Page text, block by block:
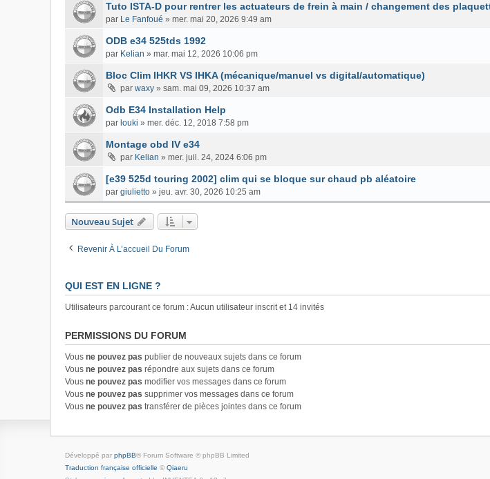
Tuto ISTA-D pour rentrer les actuateurs de frein à main / changement des
par Le Fanfoué » mer. mai 20, 2026 9:49 am
ODB e34 525tds 1992
par Kelian » mar. mai 12, 2026 10:06 pm
Bloc Clim IHKR VS IHKA (mécanique/manuel vs digital/automatique)
par waxy » sam. mai 09, 2026 10:37 am
Odb E34 Installation Help
par louki » mer. déc. 12, 2018 7:58 pm
Montage obd IV e34
par Kelian » mer. juil. 24, 2024 6:06 pm
[e39 525d touring 2002] clim qui se bloque sur chaud pb aléatoire
par giulietto » jeu. avr. 30, 2026 10:25 am
Nouveau Sujet
Revenir À L’accueil Du Forum
QUI EST EN LIGNE ?
Utilisateurs parcourant ce forum : Aucun utilisateur inscrit et 14 invités
PERMISSIONS DU FORUM
Vous ne pouvez pas publier de nouveaux sujets dans ce forum
Vous ne pouvez pas répondre aux sujets dans ce forum
Vous ne pouvez pas modifier vos messages dans ce forum
Vous ne pouvez pas supprimer vos messages dans ce forum
Vous ne pouvez pas transférer de pièces jointes dans ce forum
Développé par phpBB® Forum Software © phpBB Limited
Traduction française officielle © Qiaeru